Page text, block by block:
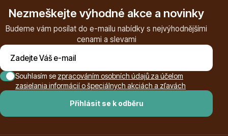
Nezmeškejte výhodné akce a novinky
Budeme vám posílat do e-mailu nabídky s nejvýhodnějšími
cenami a slevami
Přihlásit se k odběru
Souhlasím se zpracováním osobních údajů za účelom
zasielania informácií o špeciálnych akciách a zľavách